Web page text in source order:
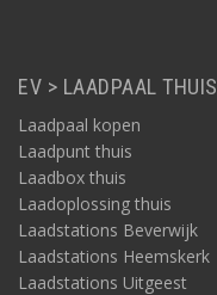
EV > LAADPAAL THUIS
Laadpaal kopen
Laadpunt thuis
Laadbox thuis
Laadoplossing thuis
Laadstations Beverwijk
Laadstations Heemskerk
Laadstations Uitgeest